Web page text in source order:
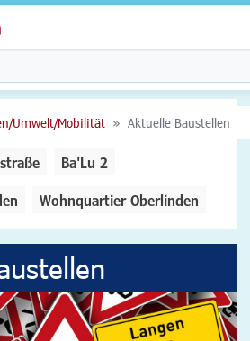
Umwelt/Mobilität Aktuelle Baustellen
Ba'Lu 2
Wohnquartier Oberlinden